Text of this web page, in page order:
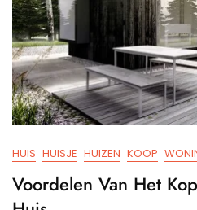
HUIS HUISJE HUIZEN KOOP
Voordelen Van Het